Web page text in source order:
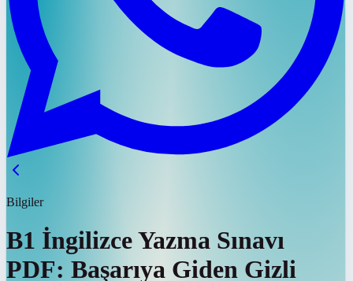
Bilgiler
B1 İngilizce Yazma Sınavı
PDF: Başarıya Giden Gizli